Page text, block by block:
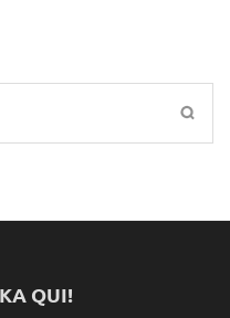
QUI!